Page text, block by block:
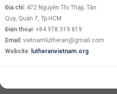
Địa chỉ: 472 Nguyễn Thị Thập, Tân
Quy, Quận 7, Tp.HCM
Điện thoại: +84.978.319.819
Email: vietnamlutheran@gmail.com
Website: lutheranvietnam.org